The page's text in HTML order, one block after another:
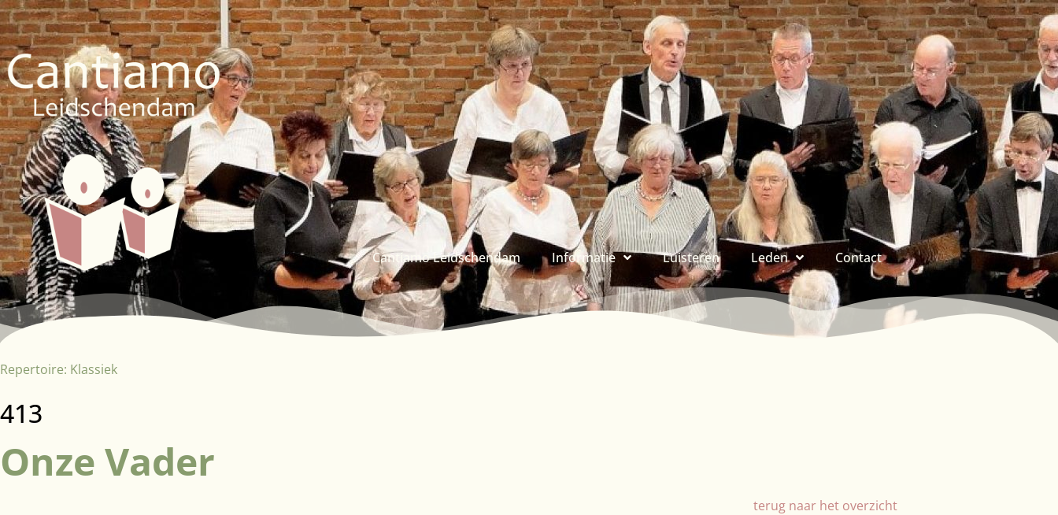
Cantiamo Leidschendam Informatie Luisteren Leden Contact
Repertoire: Klassiek
413
Onze Vader
terug naar het overzicht